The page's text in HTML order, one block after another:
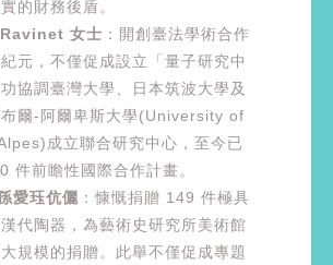
的財務後盾。
女士 ：開創臺法學術合作
元，不僅促成設立「量子研究中
協調臺灣大學、日本筑波大學及
爾-阿爾卑斯大學(University of
成立聯合研究中心，至今已
件前瞻性國際合作計畫。
愛珏伉儷 ：慷慨捐贈 149 件極具
代陶器，為藝術史研究所美術館
規模的捐贈。此舉不僅促成專題